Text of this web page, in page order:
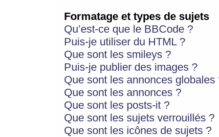
Formatage et types de sujets
Qu’est-ce que le BBCode ?
Puis-je utiliser du HTML ?
Que sont les smileys ?
Puis-je publier des images ?
Que sont les annonces globales
Que sont les annonces ?
Que sont les posts-it ?
Que sont les sujets verrouillés ?
Que sont les icônes de sujets ?